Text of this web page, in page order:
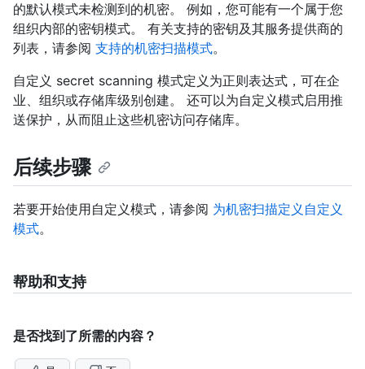
的默认模式未检测到的机密。 例如，您可能有一个属于您
组织内部的密钥模式。 有关支持的密钥及其服务提供商的
列表，请参阅 支持的机密扫描模式。
自定义 secret scanning 模式定义为正则表达式，可在企
业、组织或存储库级别创建。 还可以为自定义模式启用推
送保护，从而阻止这些机密访问存储库。
后续步骤
若要开始使用自定义模式，请参阅 为机密扫描定义自定义
模式。
帮助和支持
是否找到了所需的内容？